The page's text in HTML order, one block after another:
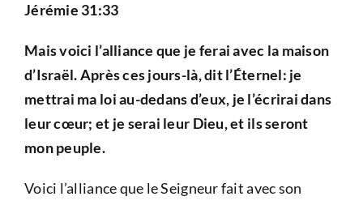
Jérémie 31:33
Mais voici l’alliance que je ferai avec la maison
d’Israël. Après ces jours-là, dit l’Éternel: je
mettrai ma loi au-dedans d’eux, je l’écrirai dans
leur cœur; et je serai leur Dieu, et ils seront
mon peuple.
Voici l’alliance que le Seigneur fait avec son